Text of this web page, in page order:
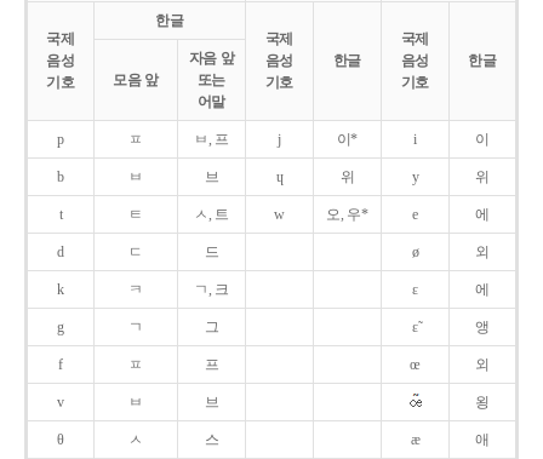
국제
음성
기호
한글
국제
음성
기호
한글
국제
음성
기호
한글
모음 앞
자음 앞
또는
어말
p ㅍ ㅂ, 프 j 이* i 이
b ㅂ 브 ɥ 위 y 위
t ㅌ ㅅ, 트 w 오, 우* e 에
d ㄷ 드 ø 외
k ㅋ ㄱ, 크 ɛ 에
g ㄱ 그 ɛ̃ 앵
f ㅍ 프 œ 외
v ㅂ 브 욍
θ ㅅ 스 æ 애